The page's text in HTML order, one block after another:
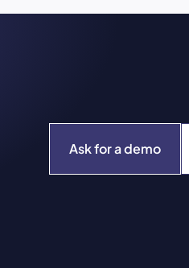
Ask for a demo